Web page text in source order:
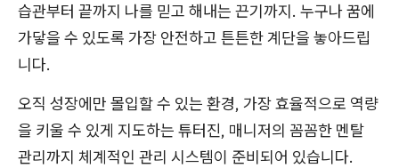
습관부터 끝까지 나를 믿고 해내는 끈기까지. 누구나 꿈에
가닿을 수 있도록 가장 안전하고 튼튼한 계단을 놓아드립
니다.
오직 성장에만 몰입할 수 있는 환경, 가장 효율적으로 역량
을 키울 수 있게 지도하는 튜터진, 매니저의 꼼꼼한 멘탈
관리까지 체계적인 관리 시스템이 준비되어 있습니다.